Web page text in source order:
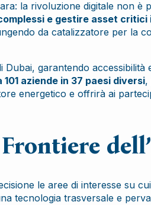
la rivoluzione digitale non è
e gestire asset critici
da catalizzatore per la
Dubai, garantendo
aziende in 37 paesi diversi,
energetico e offrirà ai
le aree di interesse su
tecnologia trasversale e